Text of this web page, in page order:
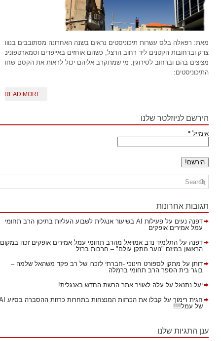
מאת: רפאלה בלס עשרות תיכוניסטים נראים בשנה האחרונה מסתובבים בנווה
צדק וברחובות הקטנים ליד רחוב הרצל, כשהם אוחזים באייפדים וסמארטפונים,
מציצים בהם וברחוב לסירוגין. מי שמתקרב אליהם יכול לראות את הקסם שחווים
התיכוניסטים:
READ MORE
הירשם לניוזלטר שלנו
אימייל*
תגובות אחרונות
דפנה נעיםעל
פעילות AI בשיעור אנגלית לשבוע העליות בתיכון הרב תחומי
עמל אמירים אופקים
דפנהעלהתלמיד נדב אמויאל מהרב תחומי עמל אמירים אופקים זכה במקום
הראשון במיזם "נוער מתקן עולם" – חרבות ברזל
דותןעלמתקן לספורט חינוכי -חברתי לזכרו של רב פקד משהאל שלמה –
בוגר בית הספר הרב תחומי ברמלה
יעל נתנאלעלעלה לאוויר אתר הרשת החדש באנגלית!
חגית רימוךעל
קבלו את הכרזות המנצחות בתחרות כרזות ההסברה בסיוע AI
של עמל!!!!
ענן התגיות שלנו